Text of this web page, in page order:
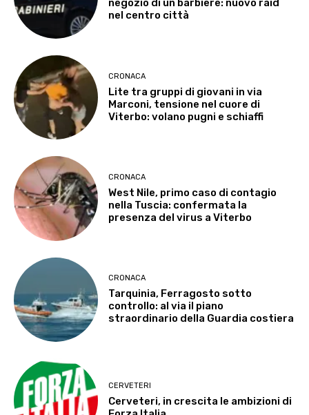
negozio di un barbiere: nuovo raid
nel centro città
CRONACA
Lite tra gruppi di giovani in via
Marconi, tensione nel cuore di
Viterbo: volano pugni e schiaffi
CRONACA
West Nile, primo caso di contagio
nella Tuscia: confermata la
presenza del virus a Viterbo
CRONACA
Tarquinia, Ferragosto sotto
controllo: al via il piano
straordinario della Guardia costiera
CERVETERI
Cerveteri, in crescita le ambizioni di